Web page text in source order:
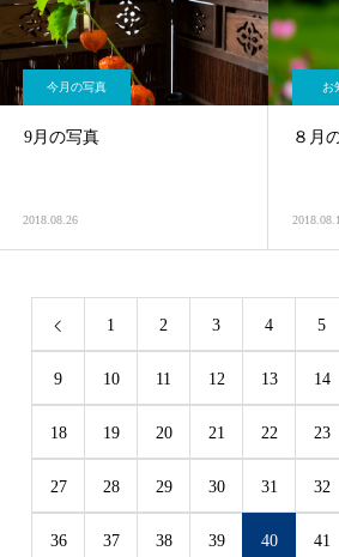
今月の写真
9月の写真
2018.08.26
お
８月
1 2 3 4 5
9 10 11 12 13 14
18 19 20 21 22 23
27 28 29 30 31 32
36 37 38 39 40 41